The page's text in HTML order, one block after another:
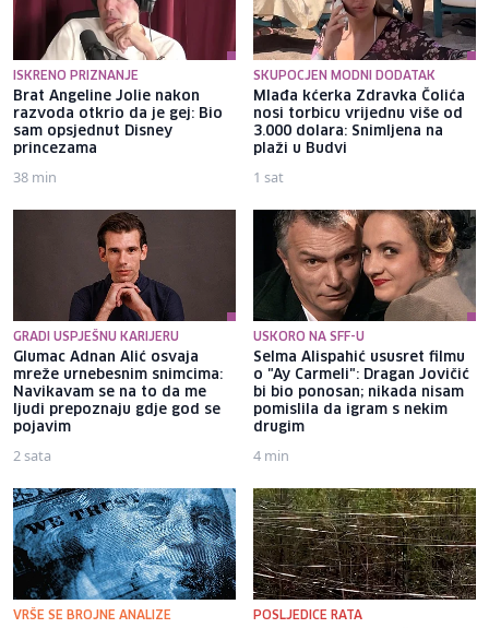
ISKRENO PRIZNANJE
Brat Angeline Jolie nakon
razvoda otkrio da je gej: Bio
sam opsjednut Disney
princezama
38 min
SKUPOCJEN MODNI DODATAK
Mlađa kćerka Zdravka Čolića
nosi torbicu vrijednu više od
3.000 dolara: Snimljena na
plaži u Budvi
1 sat
GRADI USPJEŠNU KARIJERU
Glumac Adnan Alić osvaja
mreže urnebesnim snimcima:
Navikavam se na to da me
ljudi prepoznaju gdje god se
pojavim
2 sata
USKORO NA SFF-U
Selma Alispahić ususret filmu
o "Ay Carmeli": Dragan Jovičić
bi bio ponosan; nikada nisam
pomislila da igram s nekim
drugim
4 min
VRŠE SE BROJNE ANALIZE POSLJEDICE RATA